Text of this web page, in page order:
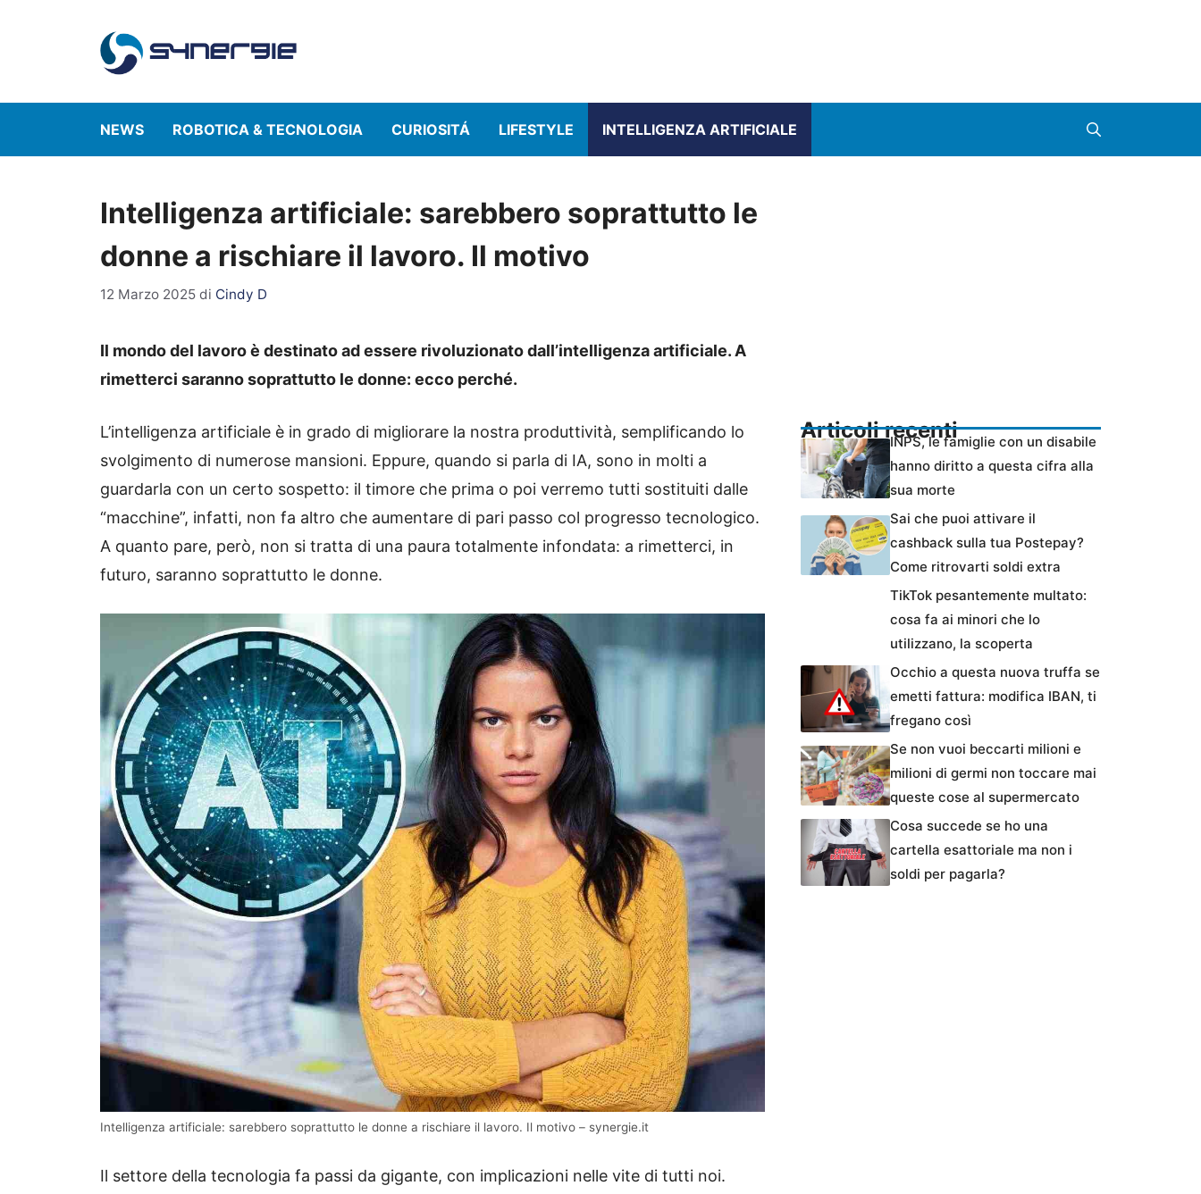
NEWS ROBOTICA & TECNOLOGIA CURIOSITÁ LIFESTYLE INTELLIGENZA ARTIFICIALE
Intelligenza artificiale: sarebbero soprattutto le
donne a rischiare il lavoro. Il motivo
12 Marzo 2025 di Cindy D
Il mondo del lavoro è destinato ad essere rivoluzionato dall’intelligenza artificiale. A
rimetterci saranno soprattutto le donne: ecco perché.
L’intelligenza artificiale è in grado di migliorare la nostra produttività, semplificando lo
svolgimento di numerose mansioni. Eppure, quando si parla di IA, sono in molti a
guardarla con un certo sospetto: il timore che prima o poi verremo tutti sostituiti dalle
“macchine”, infatti, non fa altro che aumentare di pari passo col progresso tecnologico.
A quanto pare, però, non si tratta di una paura totalmente infondata: a rimetterci, in
futuro, saranno soprattutto le donne.
Intelligenza artificiale: sarebbero soprattutto le donne a rischiare il lavoro. Il motivo – synergie.it
Il settore della tecnologia fa passi da gigante, con implicazioni nelle vite di tutti noi.
Articoli recentiINPS, le famiglie con un disabile
hanno diritto a questa cifra alla
sua morte
Sai che puoi attivare il
cashback sulla tua Postepay?
Come ritrovarti soldi extra
TikTok pesantemente multato:
cosa fa ai minori che lo
utilizzano, la scoperta
Occhio a questa nuova truffa se
emetti fattura: modifica IBAN, ti
fregano così
Se non vuoi beccarti milioni e
milioni di germi non toccare mai
queste cose al supermercato
Cosa succede se ho una
cartella esattoriale ma non i
soldi per pagarla?